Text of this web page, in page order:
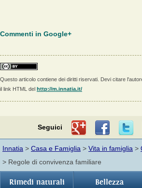
Commenti in Google+
Questo articolo contiene dei diritti riservati. Devi citare
il link HTML del http://m.innatia.it/
Seguici
Innatia > Casa e Famiglia > Vita in famiglia >
> Regole di convivenza familiare
Rimedi naturali Bellezza